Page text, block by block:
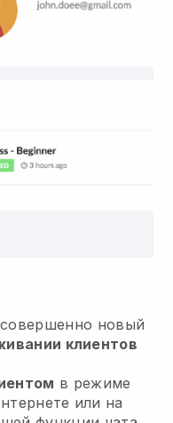
новый
клиентов
в режиме
или на